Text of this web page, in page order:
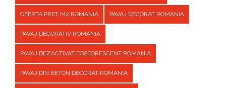
OFERTA PRET M2 ROMANIA PAVAJ DECORAT ROMANIA
PAVAJ DECORATIV ROMANIA
PAVAJ DEZACTIVAT FOSFORESCENT ROMANIA
PAVAJ DIN BETON DECORAT ROMANIA